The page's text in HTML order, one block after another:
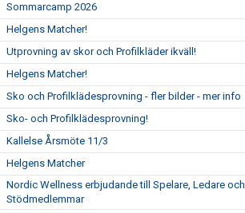
Sommarcamp 2026
Helgens Matcher!
Utprovning av skor och Profilkläder ikväll!
Helgens Matcher!
Sko och Profilklädesprovning - fler bilder - mer info
Sko- och Profilklädesprovning!
Kallelse Årsmöte 11/3
Helgens Matcher
Nordic Wellness erbjudande till Spelare, Ledare och
Stödmedlemmar